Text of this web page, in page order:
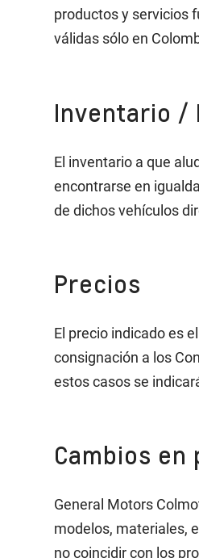
productos y servicios
válidas sólo en
Inventario /
El inventario a que
encontrarse en
de dichos vehículos
Precios
El precio indicado es
consignación a los
estos casos se
Cambios
General Motors
modelos, materiales,
no coincidir con los